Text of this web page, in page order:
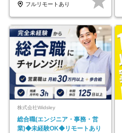
フルリモートあり
株式会社Widsley
総合職(エンジニア・事務・営
業)◆未経験OK◆リモートあり